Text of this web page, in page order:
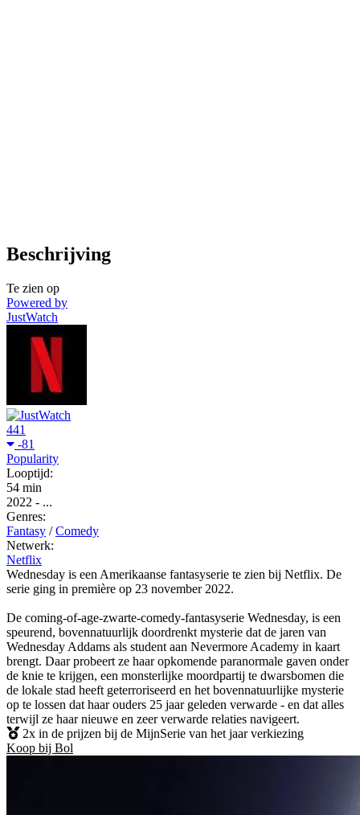
Beschrijving
Te zien op
Powered by
JustWatch
441
-81
Popularity
Looptijd:
54 min
2022 - ...
Genres:
Fantasy / Comedy
Netwerk:
Netflix
Wednesday is een Amerikaanse fantasyserie te zien bij Netflix. De
serie ging in première op 23 november 2022.
De coming-of-age-zwarte-comedy-fantasyserie Wednesday, is een
speurend, bovennatuurlijk doordrenkt mysterie dat de jaren van
Wednesday Addams als student aan Nevermore Academy in kaart
brengt. Daar probeert ze haar opkomende paranormale gaven onder
de knie te krijgen, een monsterlijke moordpartij te dwarsbomen die
de lokale stad heeft geterroriseerd en het bovennatuurlijke mysterie
op te lossen dat haar ouders 25 jaar geleden verwarde - en dat alles
terwijl ze haar nieuwe en zeer verwarde relaties navigeert.
2x in de prijzen bij de MijnSerie van het jaar verkiezing
Koop bij Bol